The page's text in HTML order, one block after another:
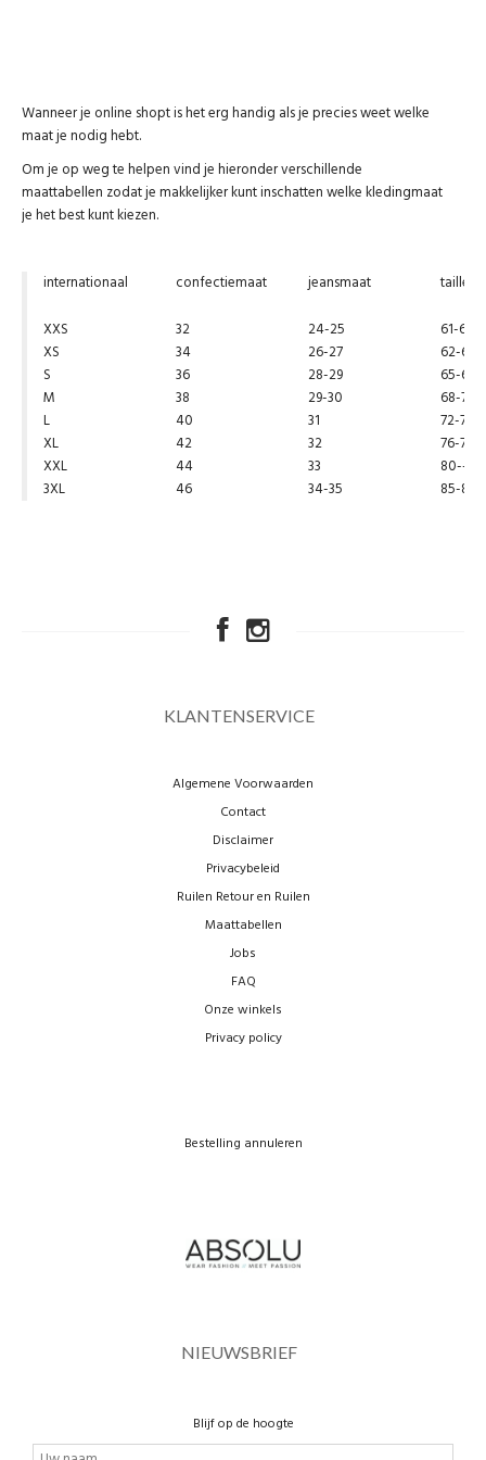
Wanneer je online shopt is het erg handig als je precies weet welke
maat je nodig hebt.
Om je op weg te helpen vind je hieronder verschillende
maattabellen zodat je makkelijker kunt inschatten welke kledingmaat
je het best kunt kiezen.
internationaal confectiemaat jeansmaat taille (
XXS 32 24-25
61-63
XS
34 26-27
62-64
S
36 28-29
65-67
M
38 29-30
68-71
L
40 31
72-75
XL
42 32
76-79
XXL
44 33
80--84
3XL
46 34-35 85-89
KLANTENSERVICE
Algemene Voorwaarden
Contact
Disclaimer
Privacybeleid
Ruilen Retour en Ruilen
Maattabellen
Jobs
FAQ
Onze winkels
Privacy policy
Bestelling annuleren
NIEUWSBRIEF
Blijf op de hoogte